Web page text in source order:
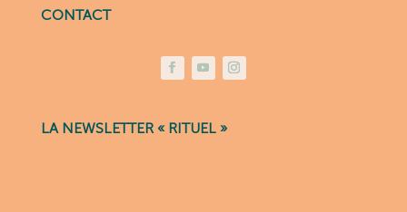
CONTACT
LA NEWSLETTER « RITUEL »